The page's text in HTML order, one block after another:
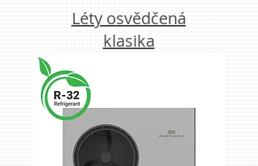
Léty osvědčená
klasika